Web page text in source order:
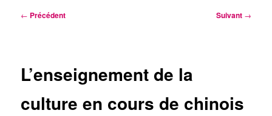
Navigation
← Précédent Suivant →
L’enseignement de la
culture en cours de chinois